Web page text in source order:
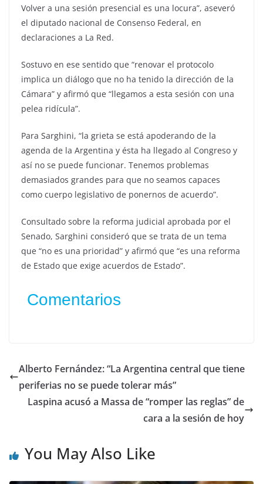
Volver a una sesión presencial es una locura”, aseveró
el diputado nacional de Consenso Federal, en
declaraciones a La Red.
Sostuvo en ese sentido que “renovar el protocolo
implica un diálogo que no ha tenido la dirección de la
Cámara” y afirmó que “llegamos a esta sesión con una
pelea ridícula”.
Para Sarghini, “la grieta se está apoderando de la
agenda de la Argentina y ésta ha llegado al Congreso y
así no se puede funcionar. Tenemos problemas
demasiados grandes para que no seamos capaces
como cuerpo legislativo de ponernos de acuerdo”.
Consultado sobre la reforma judicial aprobada por el
Senado, Sarghini consideró que se trata de un tema
que “no es una prioridad” y afirmó que “es una reforma
de Estado que exige acuerdos de Estado”.
Comentarios
Alberto Fernández: “La Argentina central que tiene
periferias no se puede tolerar más”
Laspina acusó a Massa de “romper las reglas” de
cara a la sesión de hoy
You May Also Like